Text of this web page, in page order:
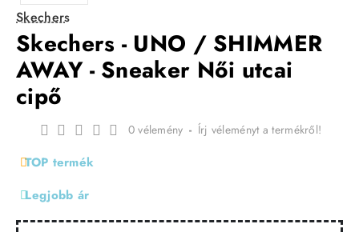
Skechers
Skechers - UNO / SHIMMER
AWAY - Sneaker Női utcai
cipő
TOP termék
Legjobb ár
0 vélemény - Írj véleményt a termékről!